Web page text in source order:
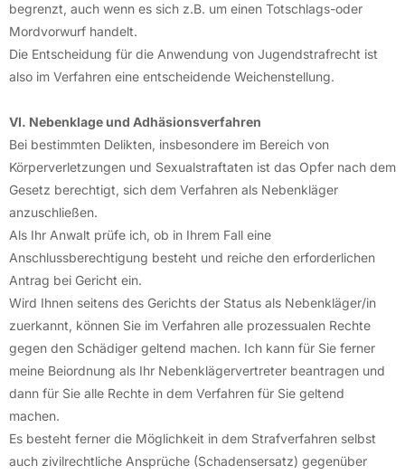
begrenzt, auch wenn es sich z.B. um einen Totschlags-oder
Mordvorwurf handelt.
Die Entscheidung für die Anwendung von Jugendstrafrecht ist
also im Verfahren eine entscheidende Weichenstellung.
VI. Nebenklage und Adhäsionsverfahren
Bei bestimmten Delikten, insbesondere im Bereich von
Körperverletzungen und Sexualstraftaten ist das Opfer nach dem
Gesetz berechtigt, sich dem Verfahren als Nebenkläger
anzuschließen.
Als Ihr Anwalt prüfe ich, ob in Ihrem Fall eine
Anschlussberechtigung besteht und reiche den erforderlichen
Antrag bei Gericht ein.
Wird Ihnen seitens des Gerichts der Status als Nebenkläger/in
zuerkannt, können Sie im Verfahren alle prozessualen Rechte
gegen den Schädiger geltend machen. Ich kann für Sie ferner
meine Beiordnung als Ihr Nebenklägervertreter beantragen und
dann für Sie alle Rechte in dem Verfahren für Sie geltend
machen.
Es besteht ferner die Möglichkeit in dem Strafverfahren selbst
auch zivilrechtliche Ansprüche (Schadensersatz) gegenüber